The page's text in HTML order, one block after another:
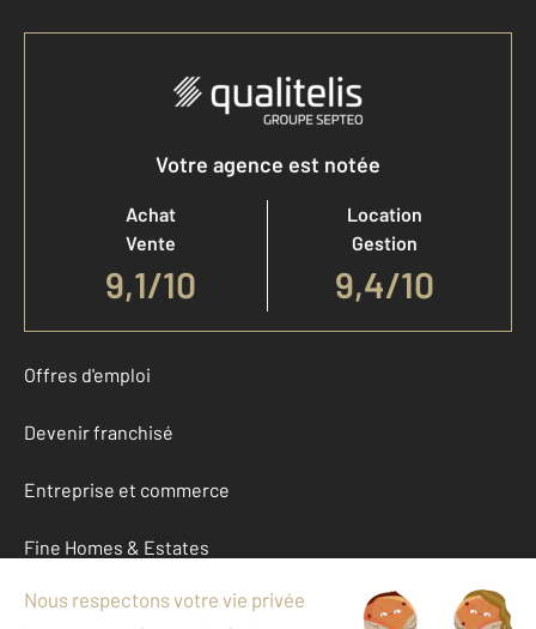
Votre agence est notée
Achat
Vente
9,1/10
Location
Gestion
9,4/10
Offres d'emploi
Devenir franchisé
Entreprise et commerce
Fine Homes & Estates
À propos